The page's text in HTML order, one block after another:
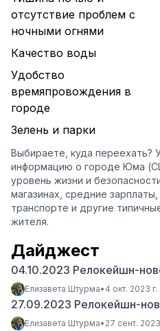
отсутствие проблем с
ночными огнями
Качество воды
Удобство
времяпровождения в
городе
Зелень и парки
Выбираете, куда переехать?
информацию о городе Юма
уровень жизни и
магазинах, средние
транспорте и другие
жителя.
Дайджест
04.10.2023 Релокейшн-
Елизавета Штурма• 4 окт. 2023 г.
27.09.2023 Релокейшн-
Елизавета Штурма• 27 сент.